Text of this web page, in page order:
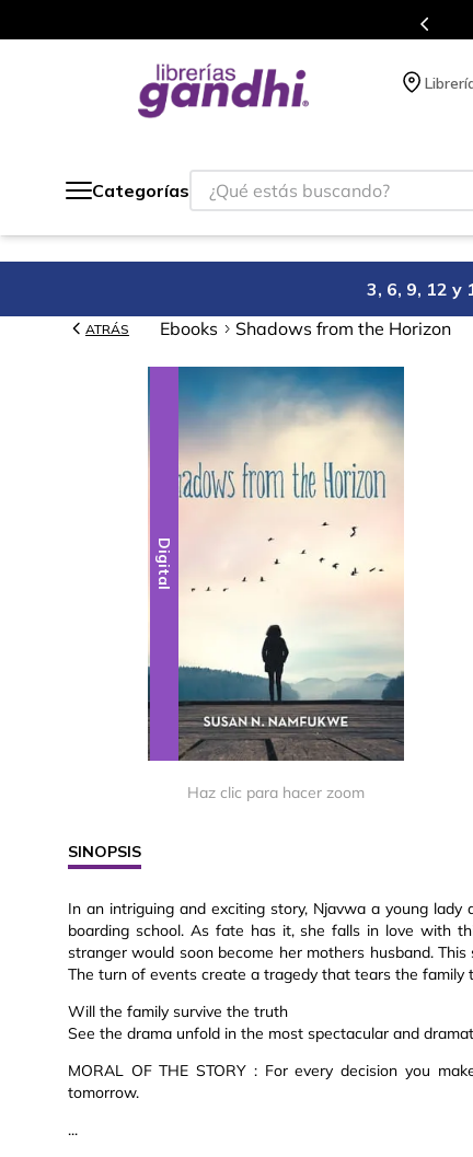
Programa de beneficios en el que acumulas
Categorías
¿Qué estás buscando?
3, 6, 9, 12 y
ATRÁS Ebooks Shadows from the Horizon
Digital
Haz clic para hacer zoom
SINOPSIS
In an intriguing and exciting story, Njavwa a young
boarding school. As fate has it, she falls in love with
stranger would soon become her mothers husband.
The turn of events create a tragedy that tears the family
Will the family survive the truth
See the drama unfold in the most spectacular and
MORAL OF THE STORY : For every decision you
tomorrow.
...